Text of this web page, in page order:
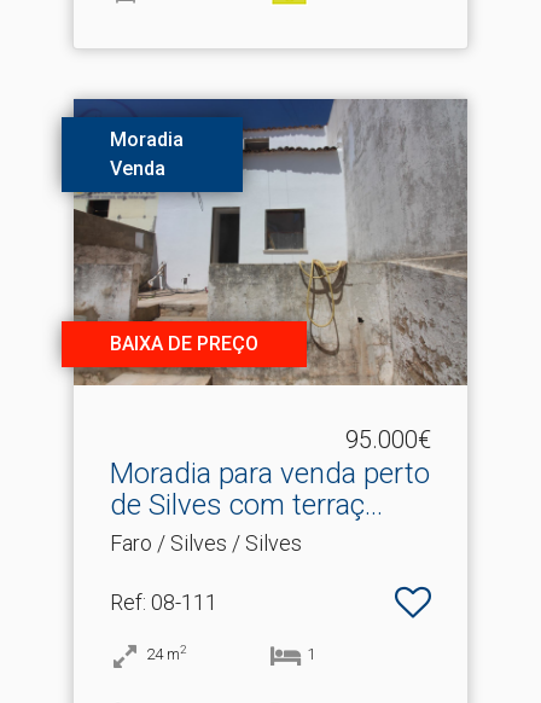
Moradia
Venda
BAIXA DE PREÇO
95.000€
Moradia para venda perto
de Silves com terraç.​..
Faro / Silves / Silves
Ref: 08-111
24 m2 1